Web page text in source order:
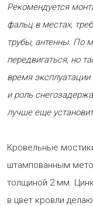
Рекомендуется
фальц в местах,
трубы, антенны. По
передвигаться, но
время
и роль
лучше еще
Кровельные
штампованным
толщиной 2 мм.
в цвет кровли